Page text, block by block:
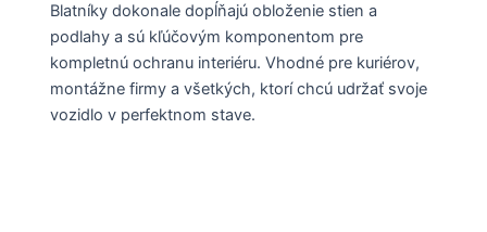
Blatníky dokonale dopĺňajú obloženie stien a
podlahy a sú kľúčovým komponentom pre
kompletnú ochranu interiéru. Vhodné pre kuriérov,
montážne firmy a všetkých, ktorí chcú udržať svoje
vozidlo v perfektnom stave.